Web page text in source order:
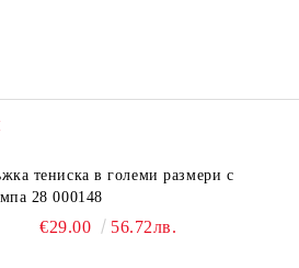
тениска в големи размери с
28 000148
€29.00 56.72лв.